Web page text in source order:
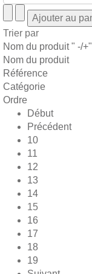
Trier par
Nom du produit " -/+"
Nom du produit
Référence
Catégorie
Ordre
Début
Précédent
10
11
12
13
14
15
16
17
18
19